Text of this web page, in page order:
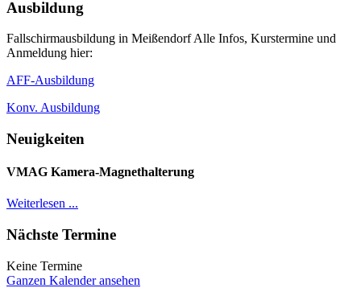
Ausbildung
Fallschirmausbildung in Meißendorf Alle Infos, Kurstermine und
Anmeldung hier:
AFF-Ausbildung
Konv. Ausbildung
Neuigkeiten
VMAG Kamera-Magnethalterung
Weiterlesen ...
Nächste Termine
Keine Termine
Ganzen Kalender ansehen